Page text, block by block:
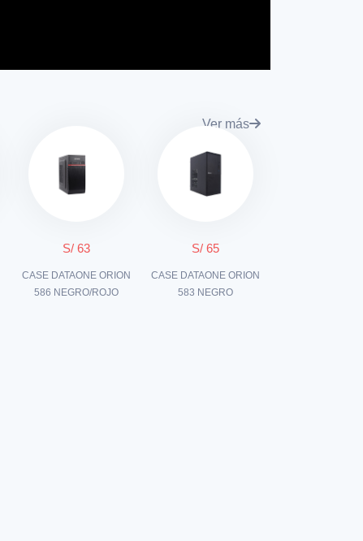
Ver más
S/ 63
CASE DATAONE ORION
586 NEGRO/ROJO
S/ 65
CASE DATAONE ORION
583 NEGRO